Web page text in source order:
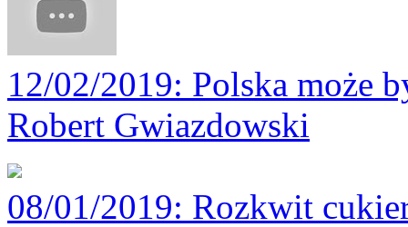
12/02/2019: Polska może
Robert Gwiazdowski
08/01/2019: Rozkwit